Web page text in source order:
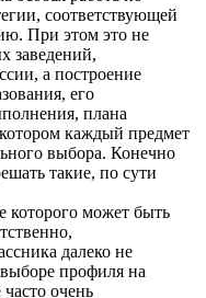
соответствующей
При этом это не
заведений,
а построение
его
плана
каждый предмет
выбора. Конечно
такие, по сути
которого может быть
далеко не
профиля на
очень